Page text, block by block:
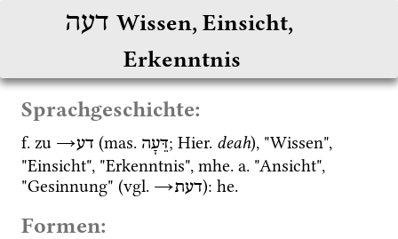
דעה Wissen, Einsicht,
Erkenntnis
Sprachgeschichte:
f. zu →דע (mas. דֵּעָה; Hier. deah), "Wissen",
"Einsicht", "Erkenntnis", mhe. a. "Ansicht",
"Gesinnung" (vgl. →דעת): he.
Formen: